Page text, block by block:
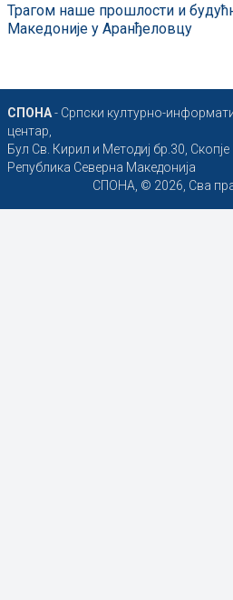
Трагом наше прошлости и
Македоније у Аранђеловцу
СПОНА- Српски културно-
центар,
Бул Св. Кирил и Методиј бр.30, Скопје
Република Северна Македонија
СПОНА, © 2026, Сва